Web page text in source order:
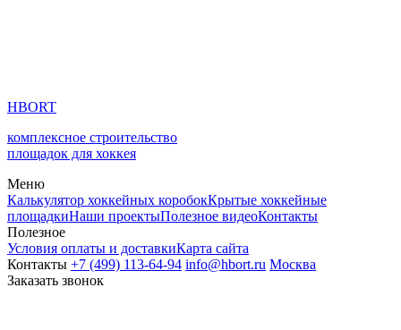
HBORT
комплексное строительство
площадок для хоккея
Меню
Калькулятор хоккейных коробокКрытые хоккейные
площадкиНаши проектыПолезное видеоКонтакты
Полезное
Условия оплаты и доставкиКарта сайта
Контакты +7 (499) 113-64-94 info@hbort.ru Москва
Заказать звонок